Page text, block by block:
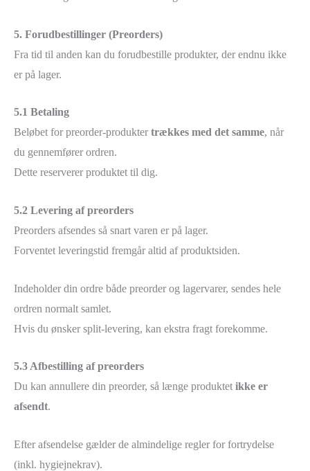
5. Forudbestillinger (Preorders)
Fra tid til anden kan du forudbestille produkter, der endnu ikke
er på lager.
5.1 Betaling
Beløbet for preorder-produkter trækkes med det samme, når
du gennemfører ordren.
Dette reserverer produktet til dig.
5.2 Levering af preorders
Preorders afsendes så snart varen er på lager.
Forventet leveringstid fremgår altid af produktsiden.
Indeholder din ordre både preorder og lagervarer, sendes hele
ordren normalt samlet.
Hvis du ønsker split-levering, kan ekstra fragt forekomme.
5.3 Afbestilling af preorders
Du kan annullere din preorder, så længe produktet ikke er
afsendt.
Efter afsendelse gælder de almindelige regler for fortrydelse
(inkl. hygiejnekrav).